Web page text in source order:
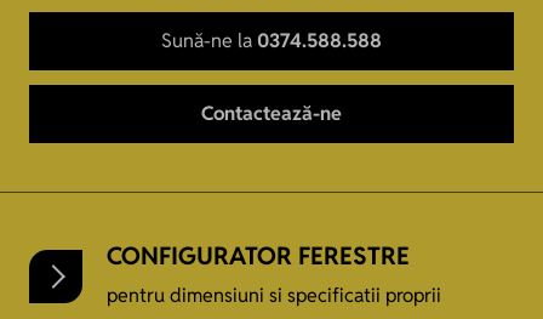
Sună-ne la 0374.588.588
Contactează-ne
CONFIGURATOR FERESTRE
pentru dimensiuni si specificatii proprii